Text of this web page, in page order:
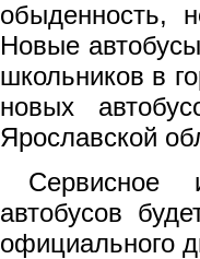
обыденность,
Новые
школьников в
новых
Ярославской
Сервисное
автобусов
официального